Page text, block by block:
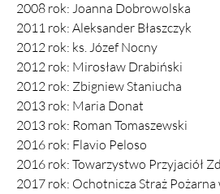
2008 rok: Joanna Dobrowolska
2011 rok: Aleksander Błaszczyk
2012 rok: ks. Józef Nocny
2012 rok: Mirosław Drabiński
2012 rok: Zbigniew Staniucha
2013 rok: Maria Donat
2013 rok: Roman Tomaszewski
2016 rok: Flavio Peloso
2016 rok: Towarzystwo Przyjaciół
2017 rok: Ochotnicza Straż